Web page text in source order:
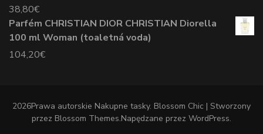
38,80€
Parfém CHRISTIAN DIOR CHRISTIAN Diorella
100 ml Woman (toaletná voda)
104,20€
2026Prawa autorskie Nakupne tasky. Blossom Chic | Stworzony
przez Blossom Themes.Napędzane przez WordPress.